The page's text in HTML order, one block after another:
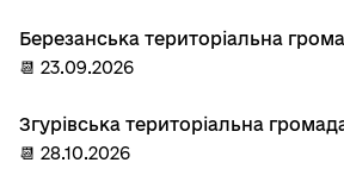
Березанська територіальна
📆 23.09.2026
Згурівська територіальна
📆 28.10.2026